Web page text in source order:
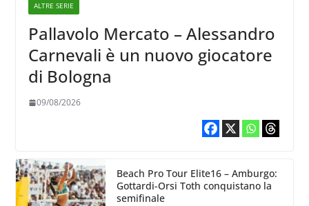
ALTRE SERIE
Pallavolo Mercato – Alessandro
Carnevali è un nuovo giocatore
di Bologna
09/08/2026
Beach Pro Tour Elite16 – Amburgo:
Gottardi-Orsi Toth conquistano la
semifinale